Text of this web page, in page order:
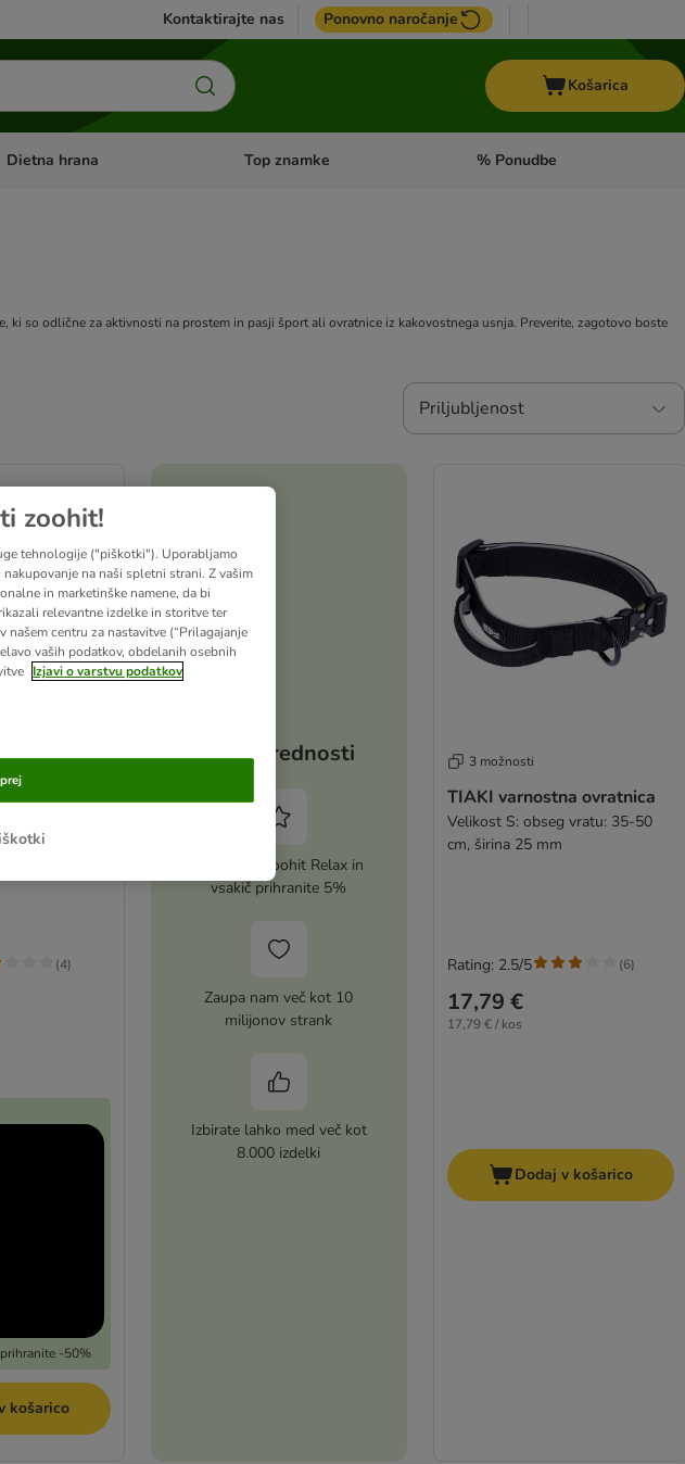
Kontaktirajte nas Ponovno naročanje
Košarica
Odprite meni kategorij: Ptice
Dietna hrana Odprite meni kategorij: Dietna hrana
Top znamke Odprite meni kategorij: Top
% Ponudbe
ki so odlične za aktivnosti na prostem in pasji šport ali ovratnice iz kakovostnega usnja. Preverite, zagotovo boste
Priljubljenost
črna
-50%
(4)
košarico
Vaše prednosti
Aktivirajte zoohit Relax in
vsakič prihranite 5%
Zaupa nam več kot 10
milijonov strank
Izbirate lahko med več kot
8.000 izdelki
3 možnosti
TIAKI varnostna ovratnica
Velikost S: obseg vratu: 35-50
cm, širina 25 mm
17,79 €
17,79 € / kos
Rating: 2.5/5 (6)
Dodaj v košarico
zoohit!
tehnologije ("piškotki"). Uporabljamo
na naši spletni strani. Z vašim
in marketinške namene, da bi
relevantne izdelke in storitve ter
centru za nastavitve (“Prilagajanje
vaših podatkov, obdelanih osebnih
Izjavi o varstvu podatkov